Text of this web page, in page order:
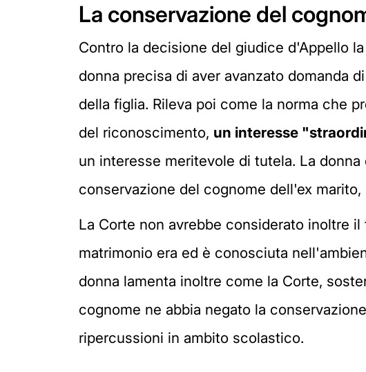
La conservazione del
Contro la decisione del giudice d'Appello
donna precisa di aver avanzato domanda
della figlia. Rileva poi come la norma che
del riconoscimento, un interesse
un interesse meritevole di tutela. La
conservazione del cognome dell'ex
La Corte non avrebbe considerato inoltre
matrimonio era ed è conosciuta
donna lamenta inoltre come la Corte,
cognome ne abbia negato la
ripercussioni in ambito scolastico.